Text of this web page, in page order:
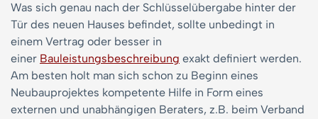
Was sich genau nach der Schlüsselübergabe hinter der
Tür des neuen Hauses befindet, sollte unbedingt in
einem Vertrag oder besser in
einer Bauleistungsbeschreibung exakt definiert werden.
Am besten holt man sich schon zu Beginn eines
Neubauprojektes kompetente Hilfe in Form eines
externen und unabhängigen Beraters, z.B. beim Verband